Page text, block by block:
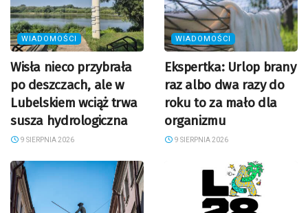
WIADOMOŚCI
Wisła nieco przybrała
po deszczach, ale w
Lubelskiem wciąż trwa
susza hydrologiczna
9 SIERPNIA 2026
WIADOMOŚCI
Ekspertka: Urlop brany
raz albo dwa razy do
roku to za mało dla
organizmu
9 SIERPNIA 2026